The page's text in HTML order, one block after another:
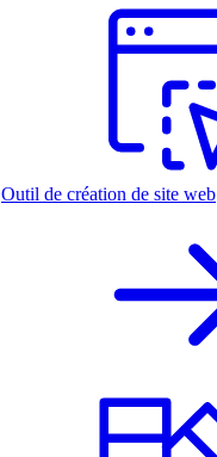
Outil de création de site web